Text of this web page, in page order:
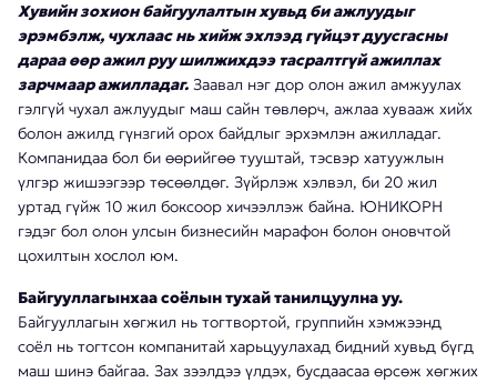
Хувийн зохион байгуулалтын хувьд би ажлуудыг
эрэмбэлж, чухлаас нь хийж эхлээд гүйцэт дуусгасны
дараа өөр ажил руу шилжихдээ тасралтгүй ажиллах
зарчмаар ажилладаг. Заавал нэг дор олон ажил амжуулах
гэлгүй чухал ажлуудыг маш сайн төвлөрч, ажлаа хувааж хийх
болон ажилд гүнзгий орох байдлыг эрхэмлэн ажилладаг.
Компанидаа бол би өөрийгөө тууштай, тэсвэр хатуужлын
үлгэр жишээгээр төсөөлдөг. Зүйрлэж хэлвэл, би 20 жил
уртад гүйж 10 жил боксоор хичээллэж байна. ЮНИКОРН
гэдэг бол олон улсын бизнесийн марафон болон оновчтой
цохилтын хослол юм.
Байгууллагынхаа соёлын тухай танилцуулна уу.
Байгууллагын хөгжил нь тогтвортой, группийн хэмжээнд
соёл нь тогтсон компанитай харьцуулахад бидний хувьд бүгд
маш шинэ байгаа. Зах зээлдээ үлдэх, бусдаасаа өрсөж хөгжих